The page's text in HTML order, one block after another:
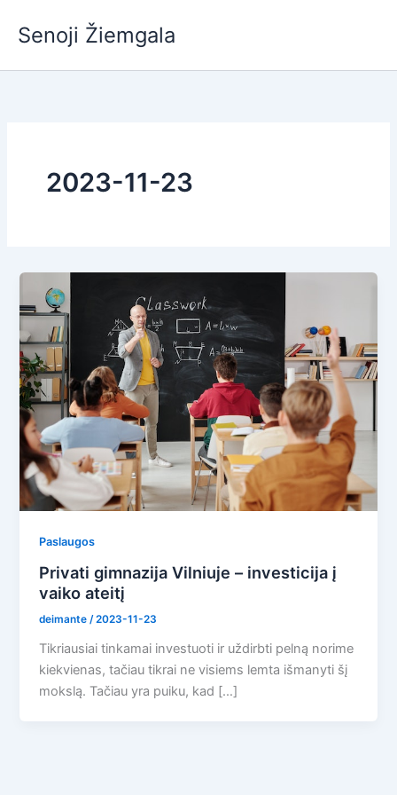
prieSenoji Žiemgala
2023-11-23
Paslaugos
Privati gimnazija Vilniuje – investicija į
vaiko ateitį
deimante/2023-11-23
Tikriausiai tinkamai investuoti ir uždirbti pelną norime
kiekvienas, tačiau tikrai ne visiems lemta išmanyti šį
mokslą. Tačiau yra puiku, kad […]